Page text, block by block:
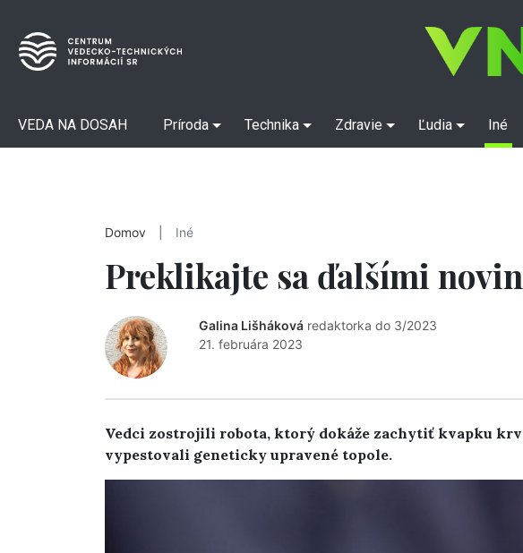
VEDA NA DOSAH Príroda Technika Zdravie Ľudia Iné
Domov Iné
Preklikajte sa ďalšími
Galina Lišháková redaktorka do 3/2023
21. februára 2023
Vedci zostrojili robota, ktorý dokáže zachytiť kvapku
vypestovali geneticky upravené topole.